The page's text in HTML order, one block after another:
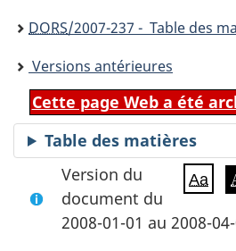
DORS/2007-237 - Table des
Versions antérieures
Cette page Web a été
Table des matières
Aa
Version du
document du
2008-01-01 au 2008-